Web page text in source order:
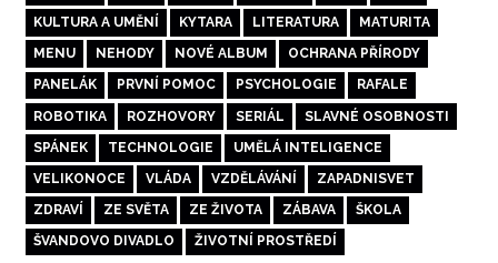
KULTURA A UMĚNÍ KYTARA LITERATURA MATURITA
MENU NEHODY NOVÉ ALBUM OCHRANA PŘÍRODY
PANELÁK PRVNÍ POMOC PSYCHOLOGIE RAFALE
ROBOTIKA ROZHOVORY SERIÁL SLAVNÉ OSOBNOSTI
SPÁNEK TECHNOLOGIE UMĚLÁ INTELIGENCE
VELIKONOCE VLÁDA VZDĚLÁVÁNÍ ZAPADNISVET
ZDRAVÍ ZE SVĚTA ZE ŽIVOTA ZÁBAVA ŠKOLA
ŠVANDOVO DIVADLO ŽIVOTNÍ PROSTŘEDÍ